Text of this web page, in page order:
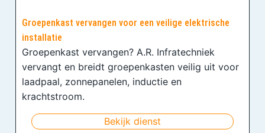
Groepenkast vervangen voor een veilige elektrische
installatie
Groepenkast vervangen? A.R. Infratechniek
vervangt en breidt groepenkasten veilig uit voor
laadpaal, zonnepanelen, inductie en
krachtstroom.
Bekijk dienst